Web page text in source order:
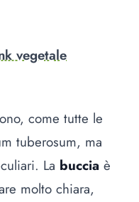
vegetale
come tutte le
tuberosum, ma
La buccia è
molto chiara,